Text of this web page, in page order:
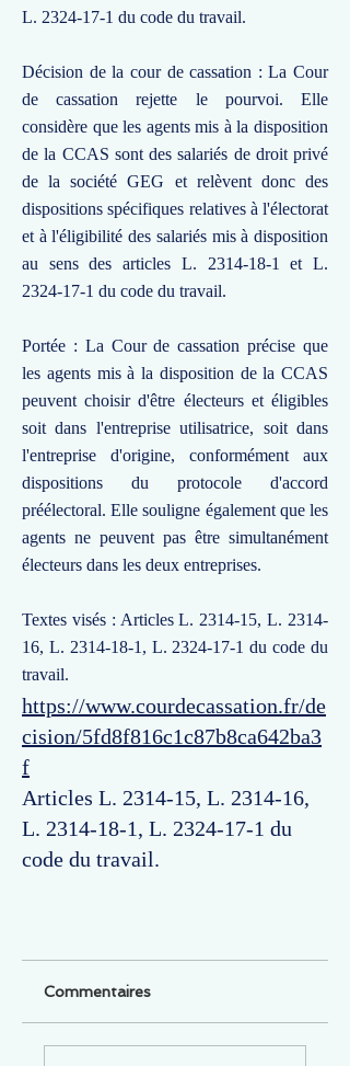
L. 2324-17-1 du code du travail.
Décision de la cour de cassation : La Cour
de cassation rejette le pourvoi. Elle
considère que les agents mis à la disposition
de la CCAS sont des salariés de droit privé
de la société GEG et relèvent donc des
dispositions spécifiques relatives à l'électorat
et à l'éligibilité des salariés mis à disposition
au sens des articles L. 2314-18-1
et L.
2324-17-1 du code du travail.
Portée : La Cour de cassation précise que
les agents mis à la disposition de la CCAS
peuvent choisir d'être électeurs et éligibles
soit dans l'entreprise utilisatrice, soit dans
l'entreprise d'origine, conformément aux
dispositions du protocole d'accord
préélectoral. Elle souligne également que les
agents ne peuvent pas être simultanément
électeurs dans les deux entreprises.
Textes visés : Articles L. 2314-15, L. 2314-
16, L. 2314-18-1 , L. 2324-17-1 du code du
travail.
https://www.courdecassation.fr/de
cision/5fd8f816c1c87b8ca642ba3
f
Articles L. 2314-15, L. 2314-16,
L. 2314-18-1, L. 2324-17-1 du
code du travail.
Commentaires